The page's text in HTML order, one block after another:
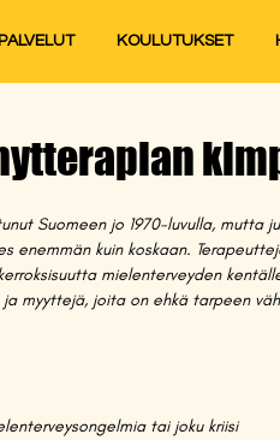
PALVELUT KOULUTUKSET
Suomeen jo 1970-luvulla, mutta
enemmän kuin koskaan.
mielenterveyden
myyttejä, joita on ehkä tarpeen
tai joku kriisi